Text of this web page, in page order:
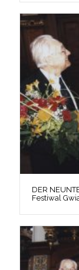
DER
Festiwal